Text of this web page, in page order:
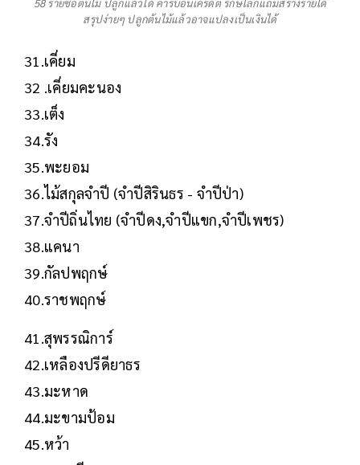
สรุปง่ายๆ ปลูกต้นไม้แล้วอาจแปลงเป็นเงินได้
31.เคี่ยม
32 .เคี่ยมคะนอง
33.เต็ง
34.รัง
35.พะยอม
36.ไม้สกุลจำปี (จำปีสิรินธร - จำปีป่า)
37.จำปีถิ่นไทย (จำปีดง,จำปีแขก,จำปีเพชร)
38.แคนา
39.กัลปพฤกษ์
40.ราชพฤกษ์
41.สุพรรณิการ์
42.เหลืองปรีดียาธร
43.มะหาด
44.มะขามป้อม
45.หว้า